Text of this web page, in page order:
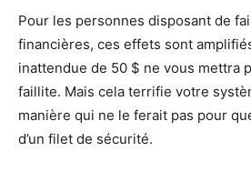
Pour les personnes disposant de
financières, ces effets sont
inattendue de 50 $ ne vous mettra
faillite. Mais cela terrifie votre
manière qui ne le ferait pas pour
d’un filet de sécurité.